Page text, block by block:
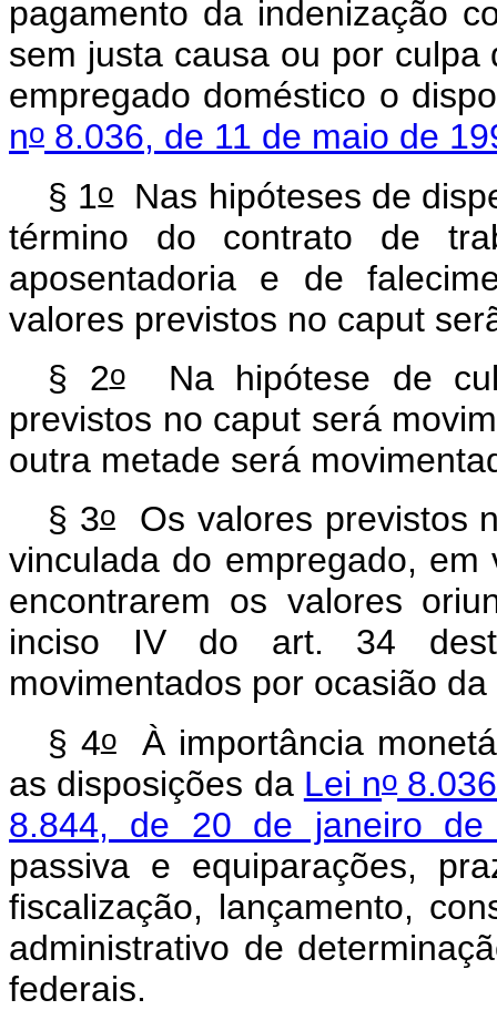
pagamento da indenização
sem justa causa ou por
empregado doméstico o
no 8.036, de 11 de maio de
§ 1oNas hipóteses de
término do contrato de
aposentadoria e de
valores previstos no caput
§ 2oNa hipótese de
previstos no caput será
outra metade será
§ 3oOs valores previstos
vinculada do empregado,
encontrarem os valores
inciso IV do art. 34
movimentados por ocasião
§ 4oÀ importância
as disposições da Lei no
8.844, de 20 de janeiro de
passiva e equiparações,
fiscalização, lançamento,
administrativo de
federais.